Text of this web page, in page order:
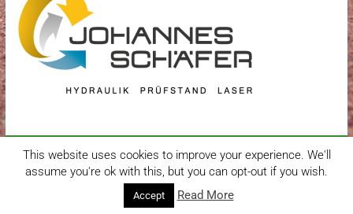
Copyright © 2026TC Grün-Weiß Herdorf e.V. . Alle Rechte vorbehalten.
Theme:Acceleratevon ThemeGrill. Präsentiert von WordPress.
Impressum / Datenschutzerklärung
This website uses cookies to improve your experience. We'll
assume you're ok with this, but you can opt-out if you wish.
Accept Read More